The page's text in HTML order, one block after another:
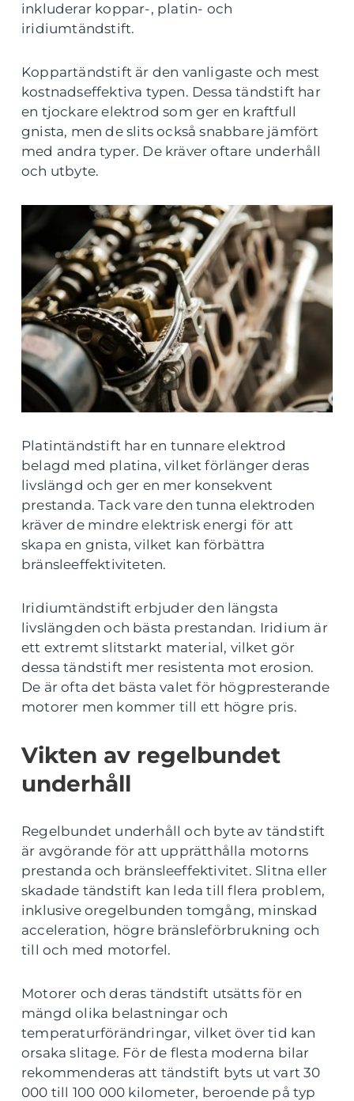
inkluderar koppar-, platin- och
iridiumtändstift.
Koppartändstift är den vanligaste och mest
kostnadseffektiva typen. Dessa tändstift har
en tjockare elektrod som ger en kraftfull
gnista, men de slits också snabbare jämfört
med andra typer. De kräver oftare underhåll
och utbyte.
Platintändstift har en tunnare elektrod
belagd med platina, vilket förlänger deras
livslängd och ger en mer konsekvent
prestanda. Tack vare den tunna elektroden
kräver de mindre elektrisk energi för att
skapa en gnista, vilket kan förbättra
bränsleeffektiviteten.
Iridiumtändstift erbjuder den längsta
livslängden och bästa prestandan. Iridium är
ett extremt slitstarkt material, vilket gör
dessa tändstift mer resistenta mot erosion.
De är ofta det bästa valet för högpresterande
motorer men kommer till ett högre pris.
Vikten av regelbundet
underhåll
Regelbundet underhåll och byte av tändstift
är avgörande för att upprätthålla motorns
prestanda och bränsleeffektivitet. Slitna eller
skadade tändstift kan leda till flera problem,
inklusive oregelbunden tomgång, minskad
acceleration, högre bränsleförbrukning och
till och med motorfel.
Motorer och deras tändstift utsätts för en
mängd olika belastningar och
temperaturförändringar, vilket över tid kan
orsaka slitage. För de flesta moderna bilar
rekommenderas att tändstift byts ut vart 30
000 till 100 000 kilometer, beroende på typ